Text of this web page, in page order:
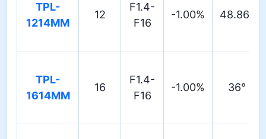
TPL-
1214MM
12
F1.4-
F16
-1.00% 48.86°
TPL-
1614MM
16
F1.4-
F16
-1.00% 36°